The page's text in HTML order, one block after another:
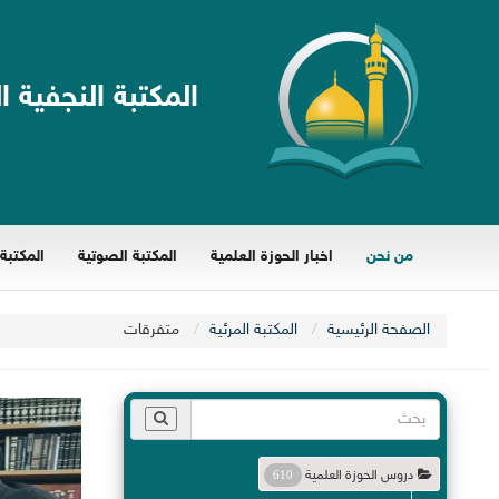
المكتبة النجفية
من نحن اخبار الحوزة العلمية المكتبة الصوتية
الصفحة الرئيسية المكتبة المرئية متفرقات
دروس الحوزة العلمية 610